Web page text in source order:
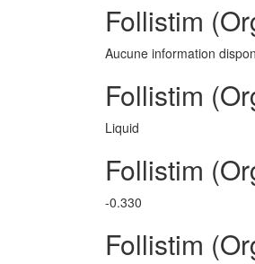
Follistim
Aucune information
Follistim
Liquid
Follistim
-0.330
Follistim